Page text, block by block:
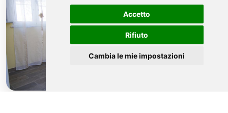
Accetto
Rifiuto
Cambia le mie impostazioni
Antica Dimora Donna Filomena
Il tuo messaggio